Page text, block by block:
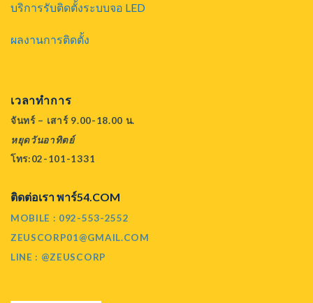
บริการรับติดตั้งระบบจอ LED
ผลงานการติดตั้ง
เวลาทำการ
จันทร์ – เสาร์ 9.00-18.00 น.
หยุดวันอาทิตย์
โทร:02-101-1331
ติดต่อเรา พาร์54.COM
MOBILE : 092-553-2552
ZEUSCORP01@GMAIL.COM
LINE : @ZEUSCORP